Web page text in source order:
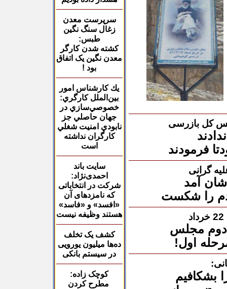
سرپرست معدن
زغال سنگ نگین
طبس:
كشته شدن كارگر
معدن نگين یک اتفاق
بود !
يك كارشناس امور
بين‌الملل كارگري:
خصوصي‌سازي در
جهان حاصلي جز
نابودي امنيت شغلي
كارگران نداشته
است
سایتباند
احمدی‌نژاد:
شرکت در انتخاباتی
که نامزد‌های آن
«افسد» و «فاسد»
هستند وظیفه نیست
کشف یک تخلف
ده‌ها میلیون یورویی
در سیستم بانکی
کوچک زاده:
مطرح کردن
کل بازرسی
فرمودند
گرانی
آمد
را شکست
دوم مجلس
اول!
بشکافیم